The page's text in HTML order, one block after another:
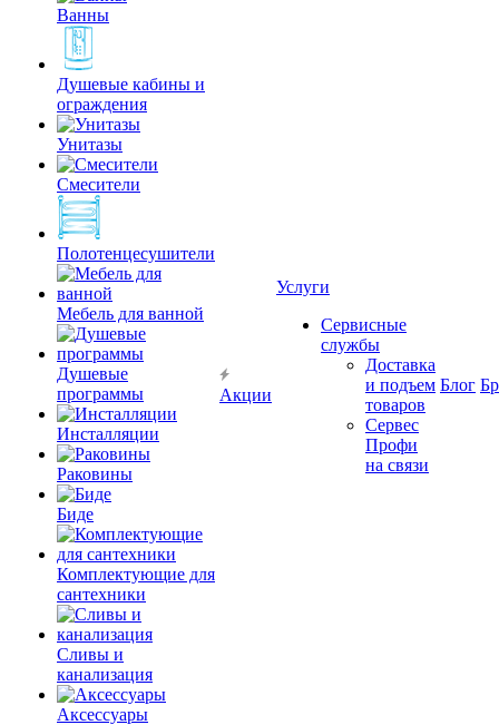
Ванны
Душевые кабины и
ограждения
Унитазы
Смесители
Полотенцесушители
Мебель для ванной
Душевые
программы
Инсталляции
Раковины
Биде
Комплектующие для
сантехники
Сливы и
канализация
Аксессуары
Акции
Услуги
Сервисные
службы
Доставка
и подъем
товаров
Сервес
Профи
на связи
Блог